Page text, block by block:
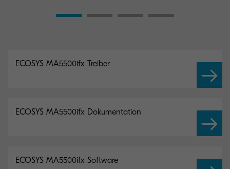
ECOSYS MA5500ifx Treiber
ECOSYS MA5500ifx Dokumentation
ECOSYS MA5500ifx Software